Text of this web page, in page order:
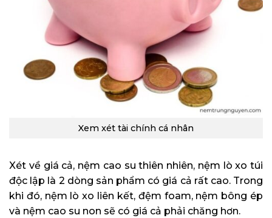
Xem xét tài chính cá nhân
Xét về giá cả, nệm cao su thiên nhiên, nệm lò xo túi
độc lập là 2 dòng sản phẩm có giá cả rất cao. Trong
khi đó, nệm lò xo liên kết, đệm foam, nệm bông ép
và nệm cao su non sẽ có giá cả phải chăng hơn.